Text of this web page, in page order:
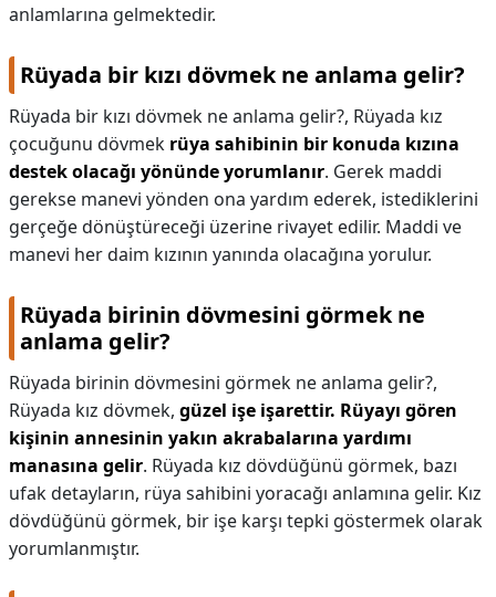
anlamlarına gelmektedir.
Rüyada bir kızı dövmek ne anlama gelir?
Rüyada bir kızı dövmek ne anlama gelir?, Rüyada kız
çocuğunu dövmek rüya sahibinin bir konuda kızına
destek olacağı yönünde yorumlanır. Gerek maddi
gerekse manevi yönden ona yardım ederek, istediklerini
gerçeğe dönüştüreceği üzerine rivayet edilir. Maddi ve
manevi her daim kızının yanında olacağına yorulur.
Rüyada birinin dövmesini görmek ne
anlama gelir?
Rüyada birinin dövmesini görmek ne anlama gelir?,
Rüyada kız dövmek, güzel işe işarettir. Rüyayı gören
kişinin annesinin yakın akrabalarına yardımı
manasına gelir. Rüyada kız dövdüğünü görmek, bazı
ufak detayların, rüya sahibini yoracağı anlamına gelir. Kız
dövdüğünü görmek, bir işe karşı tepki göstermek olarak
yorumlanmıştır.